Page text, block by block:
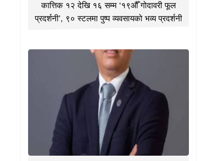
कात्तिक १२ देखि १६ सम्म ‘१९औँ गोदावरी फूल
प्रदर्शनी’, ९० स्टलमा पुष्प व्यवसायको भव्य प्रदर्शनी